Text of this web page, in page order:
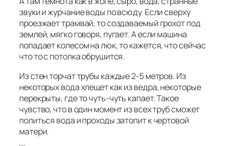
звуки и журчание воды по всюду. Если сверху
проезжает трамвай, то создаваемый грохот под
землей, мягко говоря, пугает. А если машина
попадает колесом на люк, то кажется, что сейчас
что то с потолка обрушится.
Из стен торчат трубы каждые 2-5 метров. Из
некоторых вода хлещет как из ведра, некоторые
перекрыты, где то чуть-чуть капает. Такое
чувство, что в один момент из всех труб сможет
политься вода и проходы затопит к чертовой
матери.